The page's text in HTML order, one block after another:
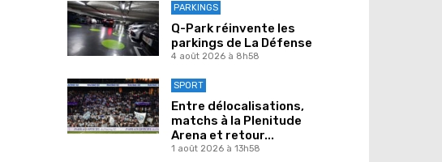
PARKINGS
Q-Park réinvente les
parkings de La Défense
4 août 2026 à 8h58
SPORT
Entre délocalisations,
matchs à la Plenitude
Arena et retour...
1 août 2026 à 13h58